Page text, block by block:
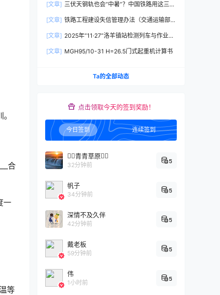
合
一
等
[文章] 三伏天钢轨也会“中暑”？中国铁路用这三招
[文章] 铁路工程建设失信管理办法（交通运输部
[文章] 2025年“11·27”洛羊镇站检测列车与作业人
[文章] MGH95/10-31 H=26.5门式起重机计算书
Ta的全部动态
点击领取今天的签到奖励！
今日签到 连续签到
青青草原
32分钟前
5
帆子
34分钟前
5
深情不及久伴
42分钟前
5
戴老板
59分钟前
5
伟
1小时前
5